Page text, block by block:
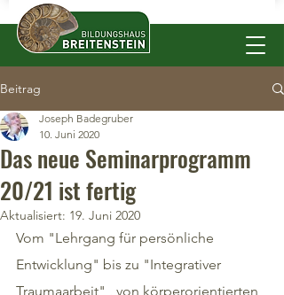
Beitrag
Das neue Seminarprogramm
20/21 ist fertig
Joseph Badegruber
10. Juni 2020
Aktualisiert: 19. Juni 2020
Vom "Lehrgang für persönliche
Entwicklung" bis zu "Integrativer
Traumaarbeit" , von körperorientierten